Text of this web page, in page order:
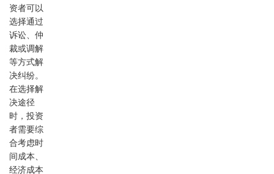
资者可以
选择通过
诉讼、仲
裁或调解
等方式解
决纠纷。
在选择解
决途径
时，投资
者需要综
合考虑时
间成本、
经济成本